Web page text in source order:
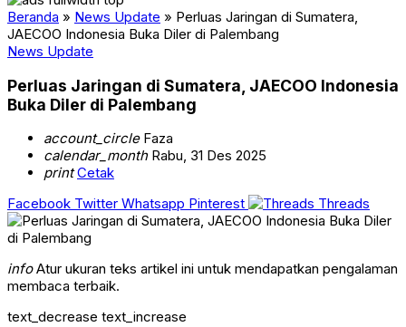
Beranda » News Update » Perluas Jaringan di Sumatera,
JAECOO Indonesia Buka Diler di Palembang
News Update
Perluas Jaringan di Sumatera, JAECOO Indonesia
Buka Diler di Palembang
account_circleFaza
calendar_monthRabu, 31 Des 2025
print Cetak
Facebook Twitter Whatsapp Pinterest Threads
infoAtur ukuran teks artikel ini untuk mendapatkan pengalaman
membaca terbaik.
text_decrease text_increase